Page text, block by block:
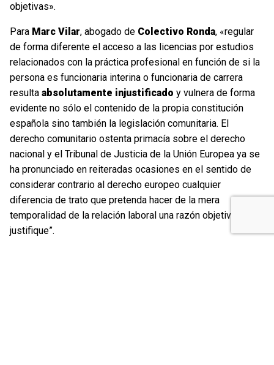
objetivas».
Para Marc Vilar, abogado de Colectivo Ronda, «regular
de forma diferente el acceso a las licencias por estudios
relacionados con la práctica profesional en función de si la
persona es funcionaria interina o funcionaria de carrera
resulta absolutamente injustificado y vulnera de forma
evidente no sólo el contenido de la propia constitución
española sino también la legislación comunitaria. El
derecho comunitario ostenta primacía sobre el derecho
nacional y el Tribunal de Justicia de la Unión Europea ya se
ha pronunciado en reiteradas ocasiones en el sentido de
considerar contrario al derecho europeo cualquier
diferencia de trato que pretenda hacer de la mera
temporalidad de la relación laboral una razón objetiva que la
justifique”.